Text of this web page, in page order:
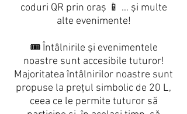
coduri QR prin oraș 📱 … și multe
alte evenimente!
🎟️ Întâlnirile și evenimentele
noastre sunt accesibile tuturor!
Majoritatea întâlnirilor noastre sunt
propuse la prețul simbolic de 20 L,
ceea ce le permite tuturor să